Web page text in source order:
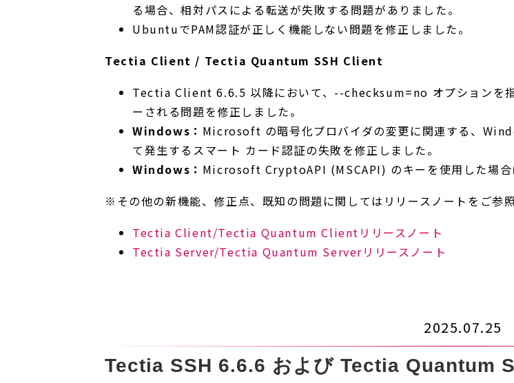
る場合、相対パスによる転送が失敗する問題がありました。
UbuntuでPAM認証が正しく機能しない問題を修正しました。
Tectia Client / Tectia Quantum SSH Client
Tectia Client 6.6.5 以降において、--checksum=no オプションを指
ーされる問題を修正しました。
Windows： Microsoft の暗号化プロバイダの変更に関連する、
て発生するスマート カード認証の失敗を修正しました。
Windows： Microsoft CryptoAPI (MSCAPI) のキーを使用した場合
※その他の新機能、修正点、既知の問題に関してはリリースノートをご参照
Tectia Client/Tectia Quantum Clientリリースノート
Tectia Server/Tectia Quantum Serverリリースノート
2025.07.25
Tectia SSH 6.6.6 および Tectia Quantum